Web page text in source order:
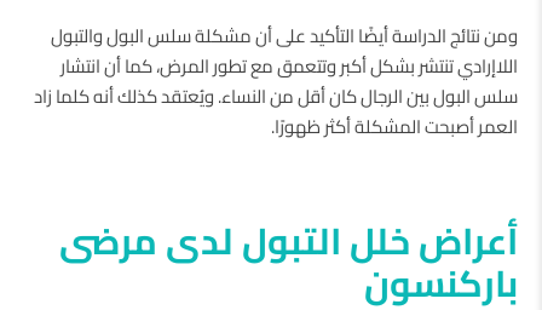
ومن نتائج الدراسة أيضًا التأكيد على أن مشكلة سلس البول والتبول
اللاإرادي تنتشر بشكل أكبر وتتعمق مع تطور المرض، كما أن انتشار
سلس البول بين الرجال كان أقل من النساء. ويُعتقد كذلك أنه كلما زاد
العمر أصبحت المشكلة أكثر ظهورًا.
أعراض خلل التبول لدى مرضى
باركنسون